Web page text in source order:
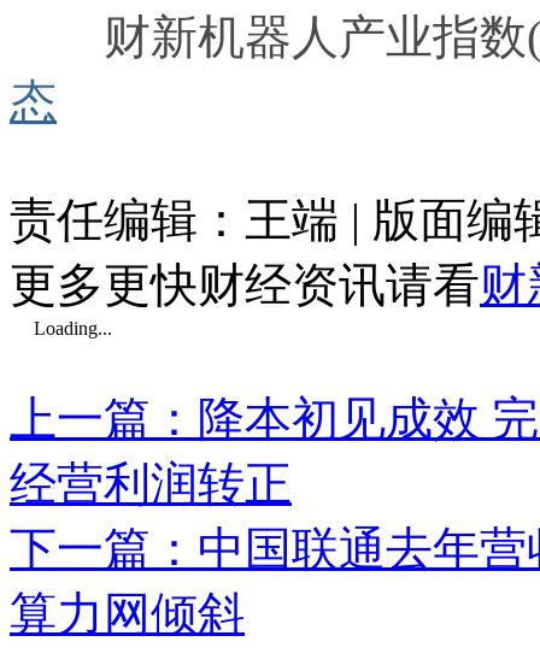
财新机器人产业指数
态
责任编辑：王端 | 版面编
更多更快财经资讯请看财
Loading...
上一篇：降本初见成效
经营利润转正
下一篇：中国联通去年
算力网倾斜